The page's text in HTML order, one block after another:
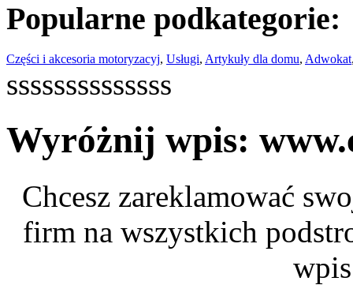
Popularne podkategorie:
Części i akcesoria motoryzacyj, Usługi, Artykuły dla domu, Adwokat
ssssssssssssss
Wyróżnij wpis:
Chcesz zareklamować
firm na wszystkich